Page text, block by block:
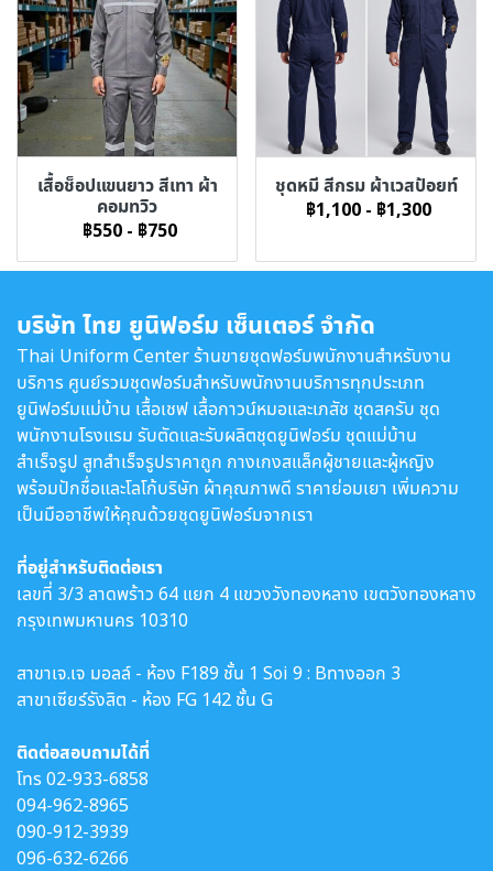
เสื้อช็อปแขนยาว สีเทา ผ้า
คอมทวิว
฿550 - ฿750
ชุดหมี สีกรม ผ้าเวสป้อยท์
฿1,100 - ฿1,300
บริษัท ไทย ยูนิฟอร์ม เซ็นเตอร์ จำกัด
Thai Uniform Center ร้านขายชุดฟอร์มพนักงานสำหรับงาน
บริการ ศูนย์รวมชุดฟอร์มสำหรับพนักงานบริการทุกประเภท
ยูนิฟอร์มแม่บ้าน เสื้อเชฟ เสื้อกาวน์หมอและเภสัช ชุดสครับ ชุด
พนักงานโรงแรม รับตัดและรับผลิตชุดยูนิฟอร์ม ชุดแม่บ้าน
สำเร็จรูป สูทสำเร็จรูปราคาถูก กางเกงสแล็คผู้ชายและผู้หญิง
พร้อมปักชื่อและโลโก้บริษัท ผ้าคุณภาพดี ราคาย่อมเยา เพิ่มความ
เป็นมืออาชีพให้คุณด้วยชุดยูนิฟอร์มจากเรา
ที่อยู่สำหรับติดต่อเรา
เลขที่ 3/3 ลาดพร้าว 64 แยก 4 แขวงวังทองหลาง เขตวังทองหลาง
กรุงเทพมหานคร 10310
สาขาเจ.เจ มอลล์ - ห้อง F189 ชั้น 1 Soi 9 : Bทางออก 3
สาขาเซียร์รังสิต - ห้อง FG 142 ชั้น G
ติดต่อสอบถามได้ที่
โทร02-933-6858
094-962-8965
090-912-3939
096-632-6266